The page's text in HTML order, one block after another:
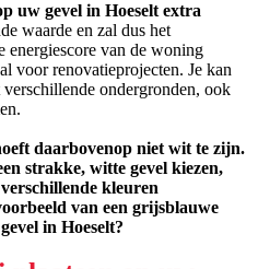
uw gevel in Hoeselt extra
waarde en zal dus het
energiescore van de woning
voor renovatieprojecten. Je kan
ondergronden, ook
daarbovenop niet wit te zijn.
strakke, witte gevel kiezen,
kleuren
van een grijsblauwe
in Hoeselt?